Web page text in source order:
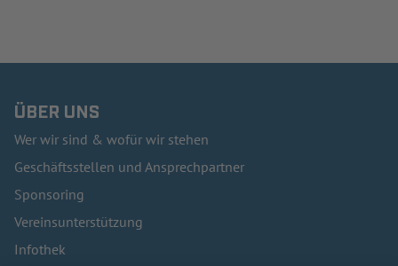
ÜBER UNS
Wer wir sind & wofür wir stehen
Geschäftsstellen und Ansprechpartner
Sponsoring
Vereinsunterstützung
Infothek